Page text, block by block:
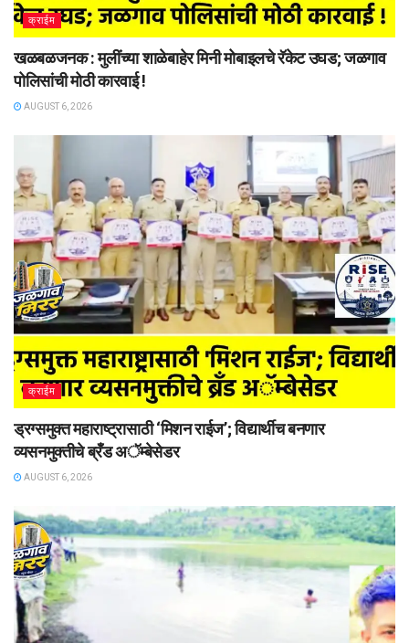
क्राईम
खळबळजनक : मुलींच्या शाळेबाहेर मिनी मोबाइलचे रॅकेट उघड; जळगाव
पोलिसांची मोठी कारवाई !
AUGUST 6, 2026
क्राईम
ड्रग्समुक्त महाराष्ट्रासाठी ‘मिशन राईज’; विद्यार्थीच बनणार
व्यसनमुक्तीचे ब्रँड अॅम्बेसेडर
AUGUST 6, 2026